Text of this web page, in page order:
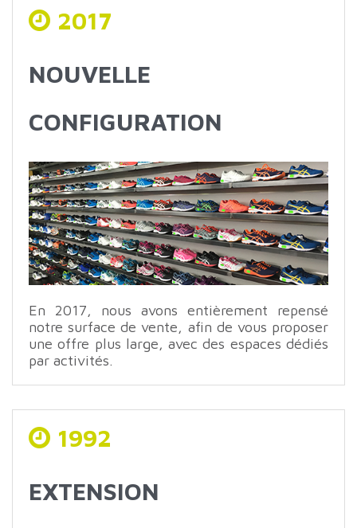
2017
NOUVELLE
CONFIGURATION
En 2017, nous avons entièrement repensé
notre surface de vente, afin de vous proposer
une offre plus large, avec des espaces dédiés
par activités.
1992
EXTENSION